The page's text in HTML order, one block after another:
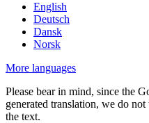
English
Deutsch
Dansk
Norsk
More languages
Please bear in mind, since the
generated translation, we do
the text.